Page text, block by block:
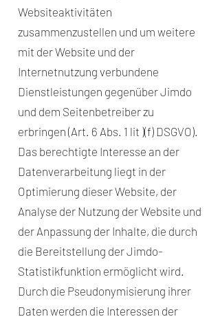
Websiteaktivitäten
zusammenzustellen und um weitere
mit der Website und der
Internetnutzung verbundene
Dienstleistungen gegenüber Jimdo
und dem Seitenbetreiber zu
erbringen (Art. 6 Abs. 1 lit )(f) DSGVO).
Das berechtigte Interesse an der
Datenverarbeitung liegt in der
Optimierung dieser Website, der
Analyse der Nutzung der Website und
der Anpassung der Inhalte, die durch
die Bereitstellung der Jimdo-
Statistikfunktion ermöglicht wird.
Durch die Pseudonymisierung ihrer
Daten werden die Interessen der